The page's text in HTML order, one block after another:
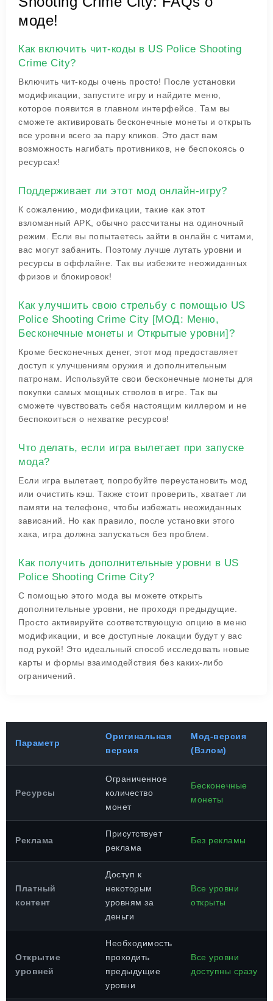
моде!
Как включить чит-коды в US Police Shooting
Crime City?
Включить чит-коды очень просто! После установки
модификации, запустите игру и найдите меню,
которое появится в главном интерфейсе. Там вы
сможете активировать бесконечные монеты и открыть
все уровни всего за пару кликов. Это даст вам
возможность нагибать противников, не беспокоясь о
ресурсах!
Поддерживает ли этот мод онлайн-игру?
К сожалению, модификации, такие как этот
взломанный APK, обычно рассчитаны на одиночный
режим. Если вы попытаетесь зайти в онлайн с читами,
вас могут забанить. Поэтому лучше лутать уровни и
ресурсы в оффлайне. Так вы избежите неожиданных
фризов и блокировок!
Как улучшить свою стрельбу с помощью US
Police Shooting Crime City [МОД: Меню,
Бесконечные монеты и Открытые уровни]?
Кроме бесконечных денег, этот мод предоставляет
доступ к улучшениям оружия и дополнительным
патронам. Используйте свои бесконечные монеты для
покупки самых мощных стволов в игре. Так вы
сможете чувствовать себя настоящим киллером и не
беспокоиться о нехватке ресурсов!
Что делать, если игра вылетает при запуске
мода?
Если игра вылетает, попробуйте переустановить мод
или очистить кэш. Также стоит проверить, хватает ли
памяти на телефоне, чтобы избежать неожиданных
зависаний. Но как правило, после установки этого
хакa, игра должна запускаться без проблем.
Как получить дополнительные уровни в US
Police Shooting Crime City?
С помощью этого мода вы можете открыть
дополнительные уровни, не проходя предыдущие.
Просто активируйте соответствующую опцию в меню
модификации, и все доступные локации будут у вас
под рукой! Это идеальный способ исследовать новые
карты и формы взаимодействия без каких-либо
ограничений.
Параметр
Оригинальная
версия
Мод-версия
(Взлом)
Ресурсы
Ограниченное
количество
монет
Бесконечные
монеты
Реклама
Присутствует
реклама
Без рекламы
Платный
контент
Доступ к
некоторым
уровням за
деньги
Все уровни
открыты
Открытие
уровней
Необходимость
проходить
предыдущие
уровни
Все уровни
доступны сразу